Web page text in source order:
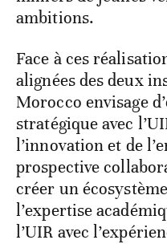
ambitions.
Face à ces
alignées des deux
Morocco envisage
stratégique avec
l’innovation et de
prospective
créer un
l’expertise
l’UIR avec